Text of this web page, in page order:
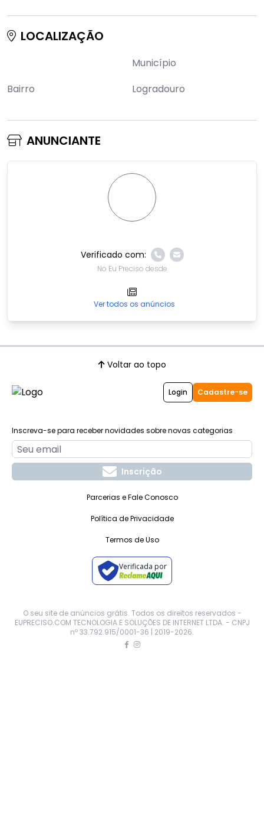
LOCALIZAÇÃO
Município
Bairro
Logradouro
ANUNCIANTE
Verificado com:
No Eu Preciso desde
Ver todos os anúncios
Voltar ao topo
Login Cadastre-se
Inscreva-se para receber novidades sobre novas categorias
Inscrição
Parcerias e Fale Conosco
Política de Privacidade
Termos de Uso
Verificada por
O seu site de anúncios grátis. Todos os direitos reservados -
EUPRECISO.COM TECNOLOGIA E SOLUÇÕES DE INTERNET LTDA. - CNPJ
nº 33.792.915/0001-36 | 2019-2026.